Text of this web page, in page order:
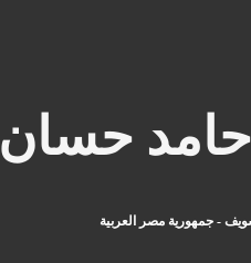
حسان
- جمهورية مصر العربية